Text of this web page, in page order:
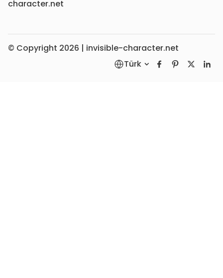
character.net
© Copyright 2026 | invisible-character.net
Türk